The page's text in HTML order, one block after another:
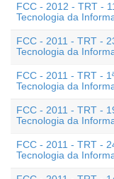
FCC - 2012 - TRT -
Tecnologia da
FCC - 2011 - TRT -
Tecnologia da
FCC - 2011 - TRT -
Tecnologia da
FCC - 2011 - TRT -
Tecnologia da
FCC - 2011 - TRT -
Tecnologia da